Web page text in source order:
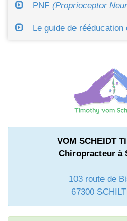
PNF (Proprioceptor
Le guide de rééducation
VOM SCHEIDT
Chiropracteur à
103 route de
67300